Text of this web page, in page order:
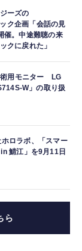
ーズの
ク企画「会話の見
催。中途難聴の来
クに戻れた」
用モニター LG
W」の取り扱
ロラボ、「スマー
鯖江」を9月11日
ら